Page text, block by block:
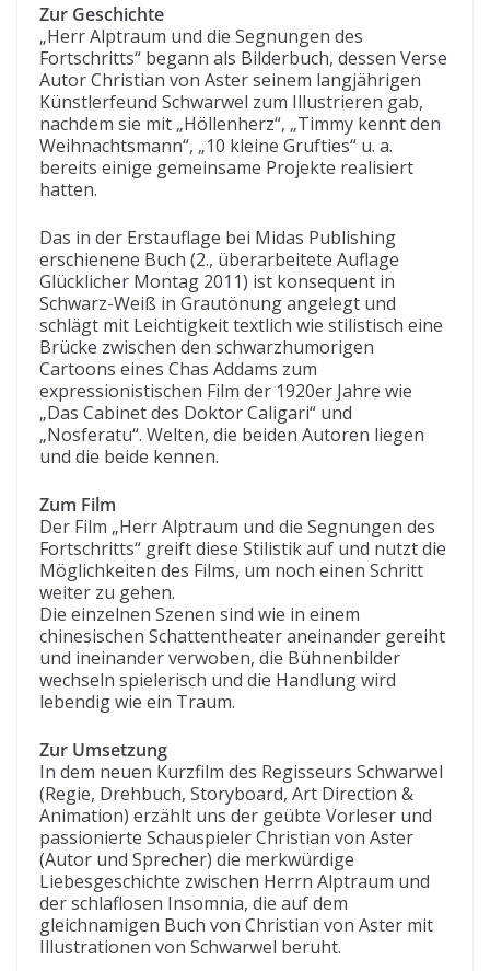
Zur Geschichte
„Herr Alptraum und die Segnungen des
Fortschritts“ begann als Bilderbuch, dessen Verse
Autor Christian von Aster seinem langjährigen
Künstlerfeund Schwarwel zum Illustrieren gab,
nachdem sie mit „Höllenherz“, „Timmy kennt den
Weihnachtsmann“, „10 kleine Grufties“ u. a.
bereits einige gemeinsame Projekte realisiert
hatten.
Das in der Erstauflage bei Midas Publishing
erschienene Buch (2., überarbeitete Auflage
Glücklicher Montag 2011) ist konsequent in
Schwarz-Weiß in Grautönung angelegt und
schlägt mit Leichtigkeit textlich wie stilistisch eine
Brücke zwischen den schwarzhumorigen
Cartoons eines Chas Addams zum
expressionistischen Film der 1920er Jahre wie
„Das Cabinet des Doktor Caligari“ und
„Nosferatu“. Welten, die beiden Autoren liegen
und die beide kennen.
Zum Film
Der Film „Herr Alptraum und die Segnungen des
Fortschritts“ greift diese Stilistik auf und nutzt die
Möglichkeiten des Films, um noch einen Schritt
weiter zu gehen.
Die einzelnen Szenen sind wie in einem
chinesischen Schattentheater aneinander gereiht
und ineinander verwoben, die Bühnenbilder
wechseln spielerisch und die Handlung wird
lebendig wie ein Traum.
Zur Umsetzung
In dem neuen Kurzfilm des Regisseurs Schwarwel
(Regie, Drehbuch, Storyboard, Art Direction &
Animation) erzählt uns der geübte Vorleser und
passionierte Schauspieler Christian von Aster
(Autor und Sprecher) die merkwürdige
Liebesgeschichte zwischen Herrn Alptraum und
der schlaflosen Insomnia, die auf dem
gleichnamigen Buch von Christian von Aster mit
Illustrationen von Schwarwel beruht.